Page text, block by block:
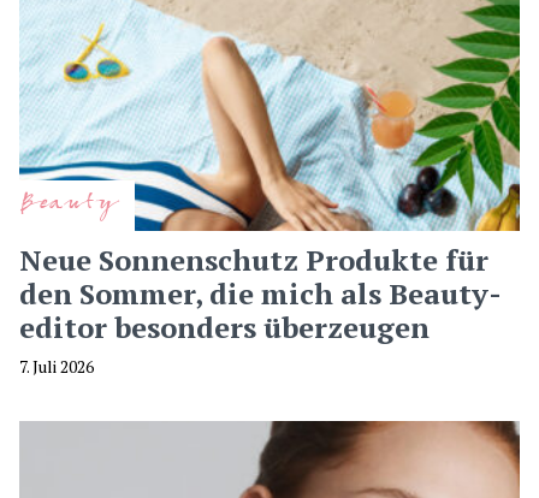
Beauty
Neue Sonnenschutz Produkte für
den Sommer, die mich als Beauty-
editor besonders überzeugen
7. Juli 2026